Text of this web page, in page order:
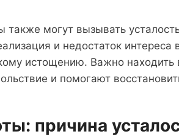
также могут вызывать
и недостаток интереса
истощению. Важно находить
и помогают
причина